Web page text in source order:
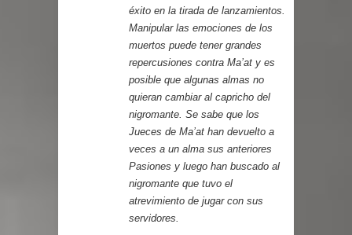
éxito en la tirada de lanzamientos.
Manipular las emociones de los
muertos puede tener grandes
repercusiones contra Ma’at y es
posible que algunas almas no
quieran cambiar al capricho del
nigromante. Se sabe que los
Jueces de Ma’at han devuelto a
veces a un alma sus anteriores
Pasiones y luego han buscado al
nigromante que tuvo el
atrevimiento de jugar con sus
servidores.